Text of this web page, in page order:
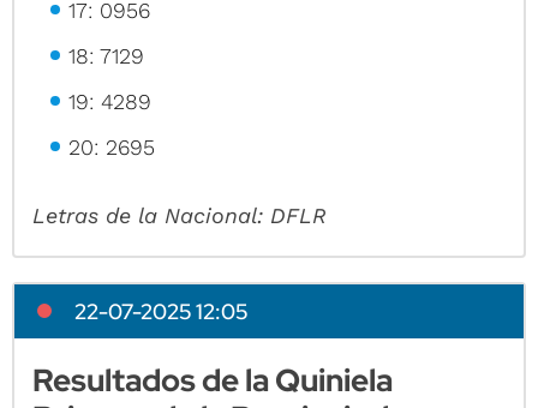
17: 0956
18: 7129
19: 4289
20: 2695
Letras de la Nacional: DFLR
22-07-2025 12:05
Resultados de la Quiniela